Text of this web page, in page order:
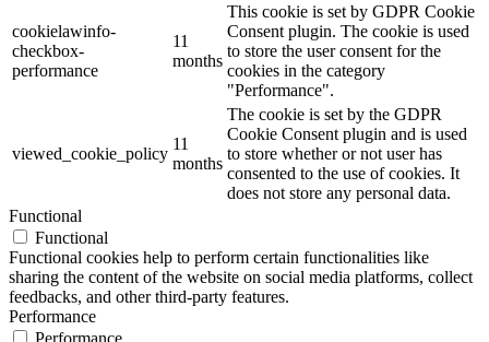
cookielawinfo-
checkbox-
performance
11
months
This cookie is set by GDPR Cookie
Consent plugin. The cookie is used
to store the user consent for the
cookies in the category
"Performance".
viewed_cookie_policy
11
months
The cookie is set by the GDPR
Cookie Consent plugin and is used
to store whether or not user has
consented to the use of cookies. It
does not store any personal data.
Functional
Functional
Functional cookies help to perform certain functionalities like
sharing the content of the website on social media platforms, collect
feedbacks, and other third-party features.
Performance
Performance